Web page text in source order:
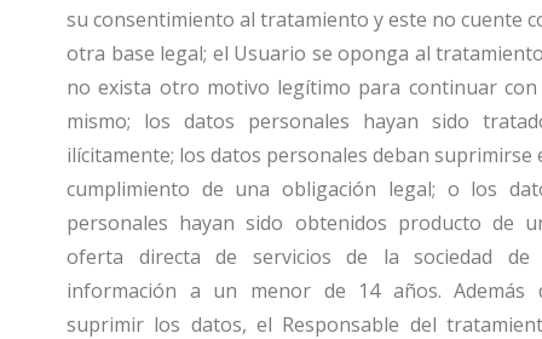
su consentimiento al tratamiento y este no cuente
otra base legal; el Usuario se oponga al
no exista otro motivo legítimo para continuar con
mismo; los datos personales hayan sido
ilícitamente; los datos personales deban suprimirse
cumplimiento de una obligación legal; o los
personales hayan sido obtenidos producto de
oferta directa de servicios de la sociedad de
información a un menor de 14 años. Además
suprimir los datos, el Responsable del